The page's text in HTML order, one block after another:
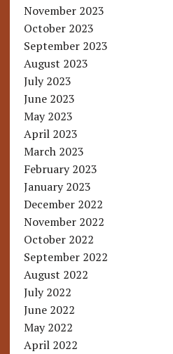
November 2023
October 2023
September 2023
August 2023
July 2023
June 2023
May 2023
April 2023
March 2023
February 2023
January 2023
December 2022
November 2022
October 2022
September 2022
August 2022
July 2022
June 2022
May 2022
April 2022